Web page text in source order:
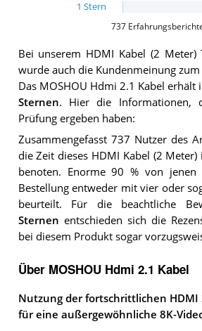
1 Stern
737
Bei unserem HDMI Kabel (2 Meter)
wurde auch die Kundenmeinung
Das MOSHOU Hdmi 2.1 Kabel erhält
Sternen. Hier die Informationen,
Prüfung ergeben haben:
Zusammengefasst 737 Nutzer des
die Zeit dieses HDMI Kabel (2
benoten. Enorme 90 % von
Bestellung entweder mit vier oder
beurteilt. Für die beachtliche
Sternen entschieden sich die
bei diesem Produkt sogar
Über MOSHOU Hdmi 2.1 Kabel
Nutzung der fortschrittlichen HDMI
für eine außergewöhnliche 8K-